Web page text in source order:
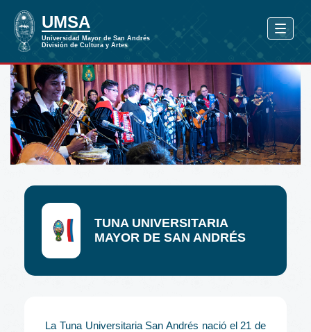
TUNA UNIVERSITARIA
MAYOR DE SAN ANDRÉS
La Tuna Universitaria San Andrés nació el 21 de